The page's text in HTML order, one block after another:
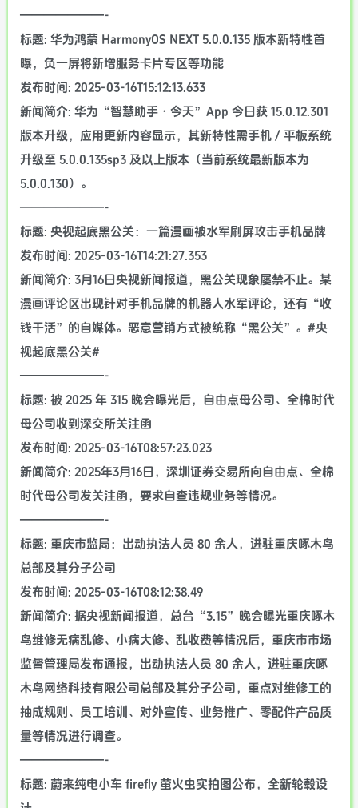
———————-
标题: 华为鸿蒙 HarmonyOS NEXT 5.0.0.135 版本新特性首
曝，负一屏将新增服务卡片专区等功能
发布时间: 2025-03-16T15:12:13.633
新闻简介: 华为“智慧助手・今天”App 今日获 15.0.12.301
版本升级，应用更新内容显示，其新特性需手机 / 平板系统
升级至 5.0.0.135sp3 及以上版本（当前系统最新版本为
5.0.0.130）。
———————-
标题: 央视起底黑公关：一篇漫画被水军刷屏攻击手机品牌
发布时间: 2025-03-16T14:21:27.353
新闻简介: 3月16日央视新闻报道，黑公关现象屡禁不止。某
漫画评论区出现针对手机品牌的机器人水军评论，还有“收
钱干活”的自媒体。恶意营销方式被统称“黑公关”。#央
视起底黑公关#
———————-
标题: 被 2025 年 315 晚会曝光后，自由点母公司、全棉时代
母公司收到深交所关注函
发布时间: 2025-03-16T08:57:23.023
新闻简介: 2025年3月16日，深圳证券交易所向自由点、全棉
时代母公司发关注函，要求自查违规业务等情况。
———————-
标题: 重庆市监局：出动执法人员 80 余人，进驻重庆啄木鸟
总部及其分子公司
发布时间: 2025-03-16T08:12:38.49
新闻简介: 据央视新闻报道，总台“3.15”晚会曝光重庆啄木
鸟维修无病乱修、小病大修、乱收费等情况后，重庆市市场
监督管理局发布通报，出动执法人员 80 余人，进驻重庆啄
木鸟网络科技有限公司总部及其分子公司，重点对维修工的
抽成规则、员工培训、对外宣传、业务推广、零配件产品质
量等情况进行调查。
———————-
标题: 蔚来纯电小车 firefly 萤火虫实拍图公布，全新轮毂设